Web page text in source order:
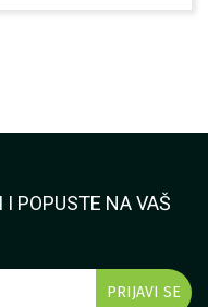
POPUSTE NA VAŠ